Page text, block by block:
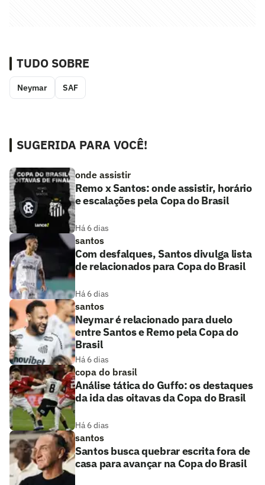
TUDO SOBRE
Neymar SAF
SUGERIDA PARA VOCÊ!
onde assistir
Remo x Santos: onde assistir, horário
e escalações pela Copa do Brasil
Há 6 dias
santos
Com desfalques, Santos divulga lista
de relacionados para Copa do Brasil
Há 6 dias
santos
Neymar é relacionado para duelo
entre Santos e Remo pela Copa do
Brasil
Há 6 dias
copa do brasil
Análise tática do Guffo: os destaques
da ida das oitavas da Copa do Brasil
Há 6 dias
santos
Santos busca quebrar escrita fora de
casa para avançar na Copa do Brasil